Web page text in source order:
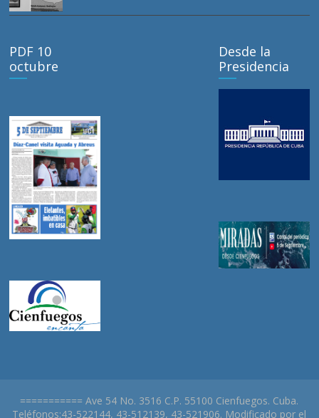
PDF 10
octubre
Desde la
Presidencia
=========== Ave 54 No. 3516 C.P. 55100 Cienfuegos. Cuba.
Teléfonos:43-522144, 43-512139, 43-521906. Modificado por el